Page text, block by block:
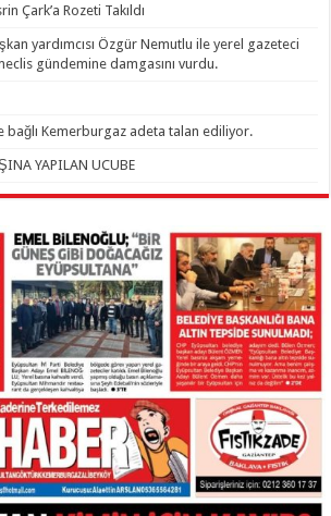
Çark’a Rozeti Takıldı
yardımcısı Özgür Nemutlu ile yerel gazeteci
gündemine damgasını vurdu.
bağlı Kemerburgaz adeta talan ediliyor.
YAPILAN UCUBE